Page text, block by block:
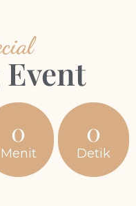
0
Menit
0
Detik